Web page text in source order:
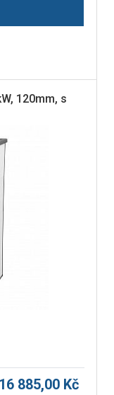
120mm, s
16 885,00 Kč